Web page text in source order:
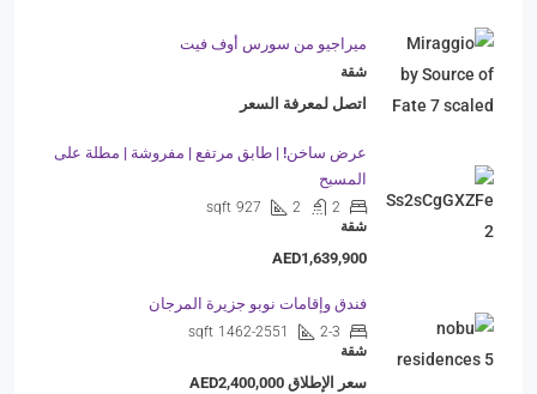
ميراجيو من سورس أوف فيت
شقة
اتصل لمعرفة السعر
عرض ساخن! | طابق مرتفع | مفروشة | مطلة على
المسبح
2
2
927
sqft
شقة
AED1,639,900
فندق وإقامات نوبو جزيرة المرجان
2-3
1462-2551
sqft
شقة
سعر الإطلاق